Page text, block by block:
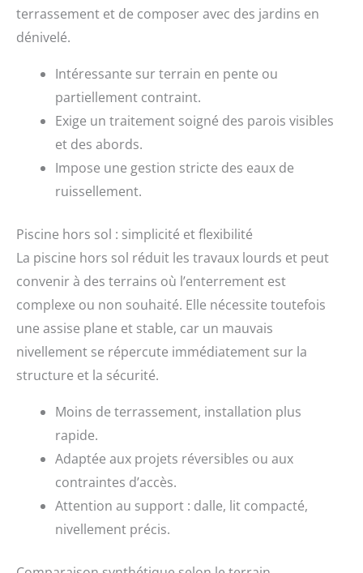
terrassement et de composer avec des jardins en
dénivelé.
Intéressante sur terrain en pente ou
partiellement contraint.
Exige un traitement soigné des parois visibles
et des abords.
Impose une gestion stricte des eaux de
ruissellement.
Piscine hors sol : simplicité et flexibilité
La piscine hors sol réduit les travaux lourds et peut
convenir à des terrains où l’enterrement est
complexe ou non souhaité. Elle nécessite toutefois
une assise plane et stable, car un mauvais
nivellement se répercute immédiatement sur la
structure et la sécurité.
Moins de terrassement, installation plus
rapide.
Adaptée aux projets réversibles ou aux
contraintes d’accès.
Attention au support : dalle, lit compacté,
nivellement précis.